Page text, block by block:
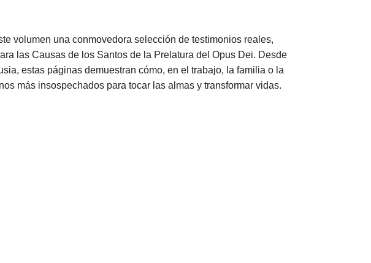
volumen una conmovedora selección de testimonios reales,
las Causas de los Santos de la Prelatura del Opus Dei. Desde
estas páginas demuestran cómo, en el trabajo, la familia o la
más insospechados para tocar las almas y transformar vidas.